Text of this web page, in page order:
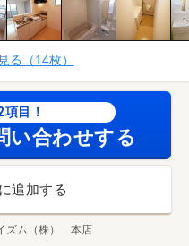
る（14枚）
目！
い合わせする
追加する
ズム（株） 本店